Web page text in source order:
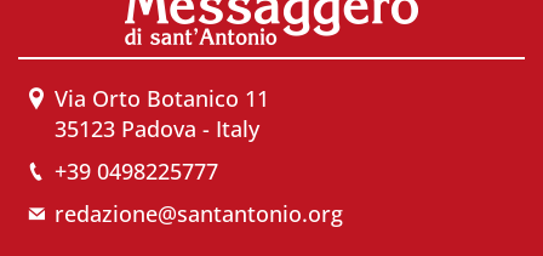
Via Orto Botanico 11
35123 Padova - Italy
+39 0498225777
redazione@santantonio.org